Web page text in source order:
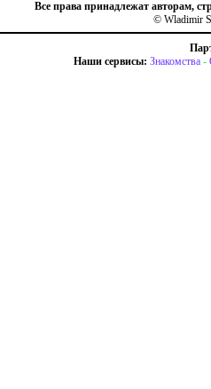
Все права принадлежат авторам,
© Wladimir
Наши сервисы: Знакомства -